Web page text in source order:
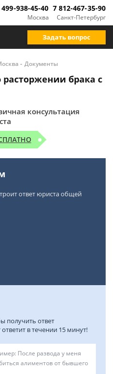
Москва
499-938-45-40
Санкт-Петербург
7 812-467-35-90
Задать вопрос
- Документы
брака с
консультация
ответ юриста общей
получить ответ
в течении 15 минут!